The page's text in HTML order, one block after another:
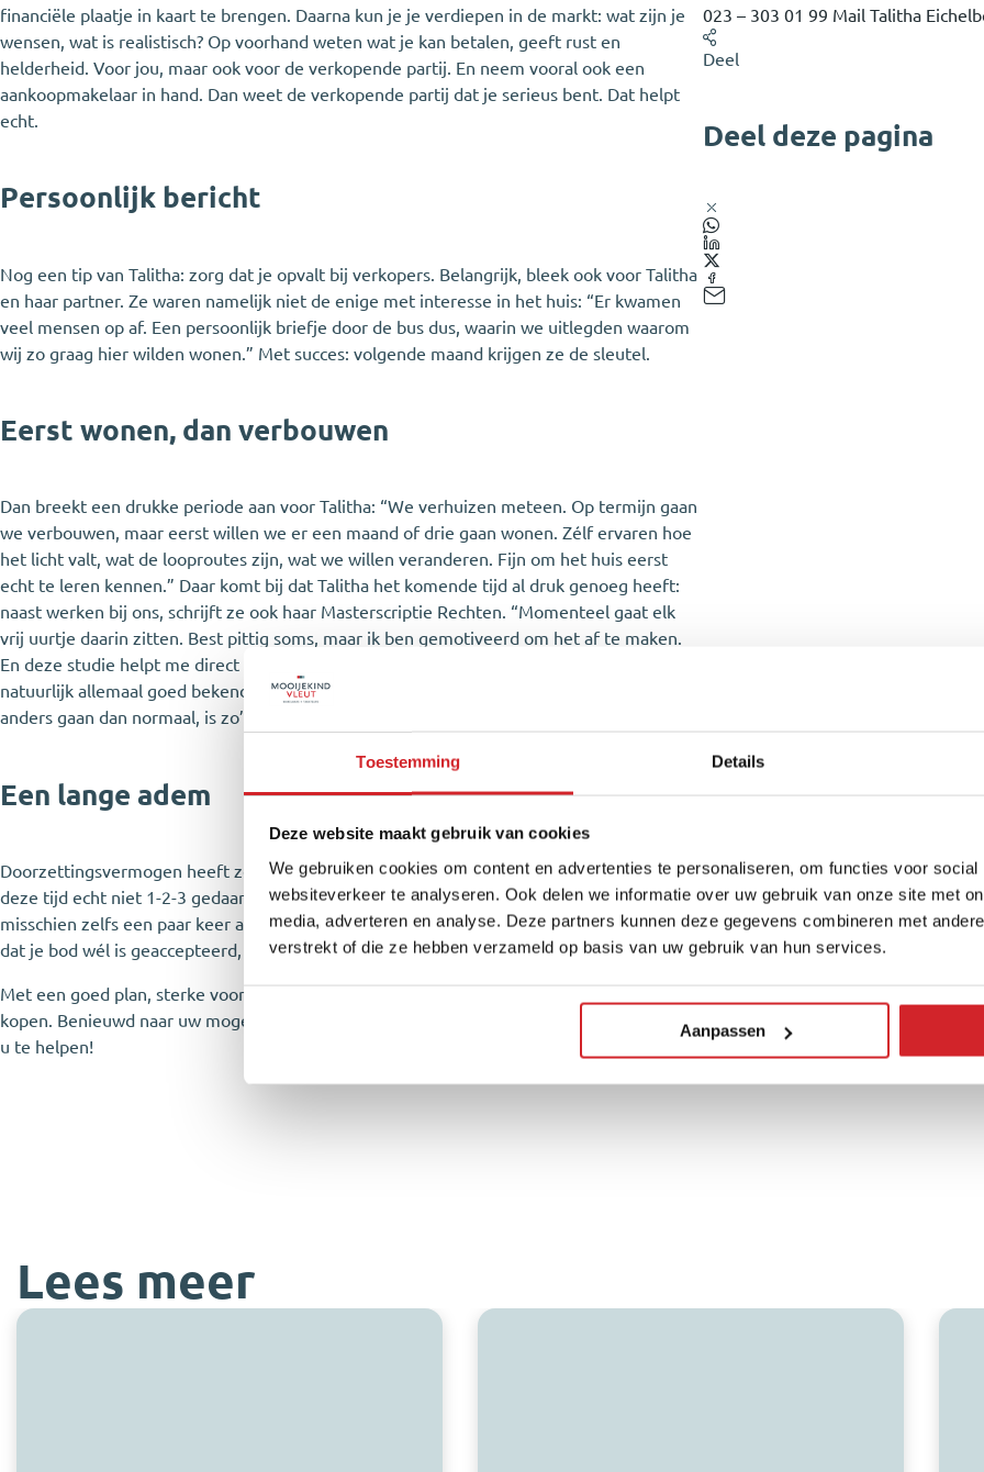
Toestemming Details
Deze website maakt gebruik van cookies
We gebruiken cookies om content en advertenties te personaliseren, om functies voor
websiteverkeer te analyseren. Ook delen we informatie over uw gebruik van onze site met
media, adverteren en analyse. Deze partners kunnen deze gegevens combineren met
verstrekt of die ze hebben verzameld op basis van uw gebruik van hun services.
Aanpassen
financiële plaatje in kaart te brengen. Daarna kun je je verdiepen in de markt: wat zijn je
wensen, wat is realistisch? Op voorhand weten wat je kan betalen, geeft rust en
helderheid. Voor jou, maar ook voor de verkopende partij. En neem vooral ook een
aankoopmakelaar in hand. Dan weet de verkopende partij dat je serieus bent. Dat helpt
echt.
Persoonlijk bericht
Nog een tip van Talitha: zorg dat je opvalt bij verkopers. Belangrijk, bleek ook voor Talitha
en haar partner. Ze waren namelijk niet de enige met interesse in het huis: “Er kwamen
veel mensen op af. Een persoonlijk briefje door de bus dus, waarin we uitlegden waarom
wij zo graag hier wilden wonen.” Met succes: volgende maand krijgen ze de sleutel.
Eerst wonen, dan verbouwen
Dan breekt een drukke periode aan voor Talitha: “We verhuizen meteen. Op termijn gaan
we verbouwen, maar eerst willen we er een maand of drie gaan wonen. Zélf ervaren hoe
het licht valt, wat de looproutes zijn, wat we willen veranderen. Fijn om het huis eerst
echt te leren kennen.” Daar komt bij dat Talitha het komende tijd al druk genoeg heeft:
naast werken bij ons, schrijft ze ook haar Masterscriptie Rechten. “Momenteel gaat elk
vrij uurtje daarin zitten. Best pittig soms, maar ik ben gemotiveerd om het af te maken.
En deze studie helpt me direct bij mijn werk bij Mooijekind Vleut. We zijn op kantoor
natuurlijk allemaal goed bekend met juridische taal -, maar juist als dingen net een beetje
anders gaan dan normaal, is zo’n juridische achtergrond heel waardevol.”
Een lange adem
Doorzettingsvermogen heeft ze gelukkig genoeg. Net als geduld: “Een huis kopen is in
deze tijd echt niet 1-2-3 gedaan. Je moet volhouden, je niet laten ontmoedigen als het –
misschien zelfs een paar keer achter elkaar – niet lukt. Maar als je dan op een dag hoort
dat je bod wél is geaccepteerd, dan maakt dat alles goed!”
Met een goed plan, sterke voorbereiding en de juiste begeleiding kan het dus: een huis
kopen. Benieuwd naar uw mogelijkheden? Ons team van Mooijekind Vleut staat klaar om
u te helpen!
023 – 303 01 99 Mail Talitha
Deel
Deel deze pagina
Lees meer